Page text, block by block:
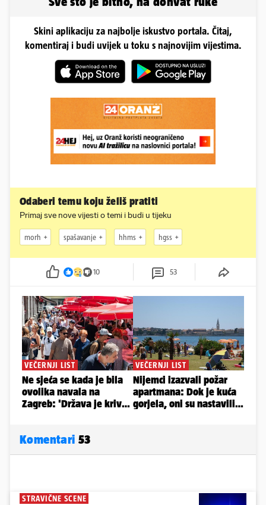
Skini aplikaciju za najbolje iskustvo portala. Čitaj,
komentiraj i budi uvijek u toku s najnovijim vijestima.
Odaberi temu koju želiš pratiti
Primaj sve nove vijesti o temi i budi u tijeku
morh spašavanje hhms hgss
10 53
Komentari 53
STRAVIČNE SCENE